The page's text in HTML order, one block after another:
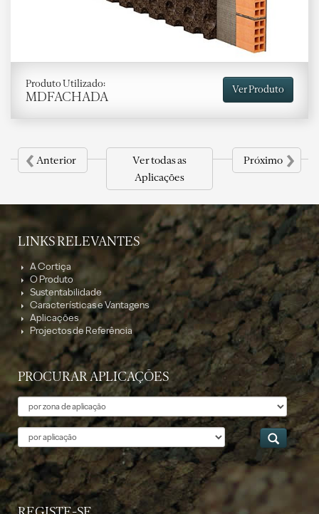
Produto Utilizado:
MDFACHADA Ver Produto
‹Anterior
Ver todas as
Aplicações
Próximo›
LINKS RELEVANTES
A Cortiça
O Produto
Sustentabilidade
Características e Vantagens
Aplicações
Projectos de Referência
PROCURAR APLICAÇÕES
Tema
Aplicação